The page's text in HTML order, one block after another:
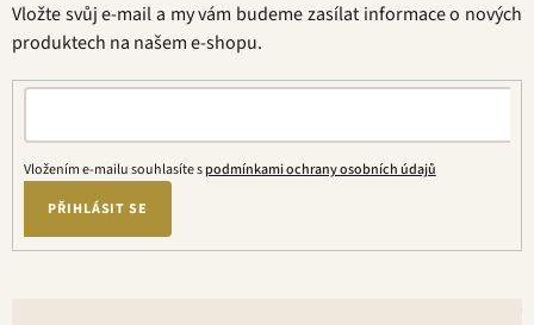
Vložte svůj e-mail a my vám budeme zasílat informace o nových
produktech na našem e-shopu.
Vložením e-mailu souhlasíte spodmínkami ochrany osobních údajů
PŘIHLÁSIT SE